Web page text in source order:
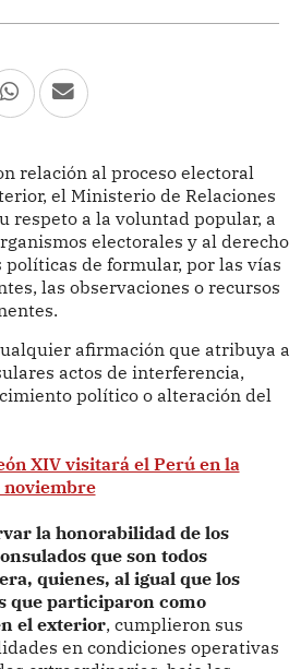
relación al proceso electoral
el Ministerio de Relaciones
respeto a la voluntad popular, a
electorales y al derecho
políticas de formular, por las vías
las observaciones o recursos
afirmación que atribuya a
actos de interferencia,
político o alteración del
XIV visitará el Perú en la
la honorabilidad de los
que son todos
quienes, al igual que los
que participaron como
el exterior, cumplieron sus
en condiciones operativas